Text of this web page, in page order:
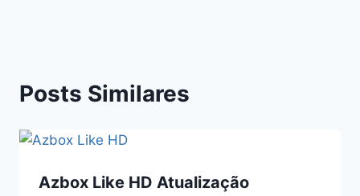
Posts Similares
Azbox Like HD Atualização